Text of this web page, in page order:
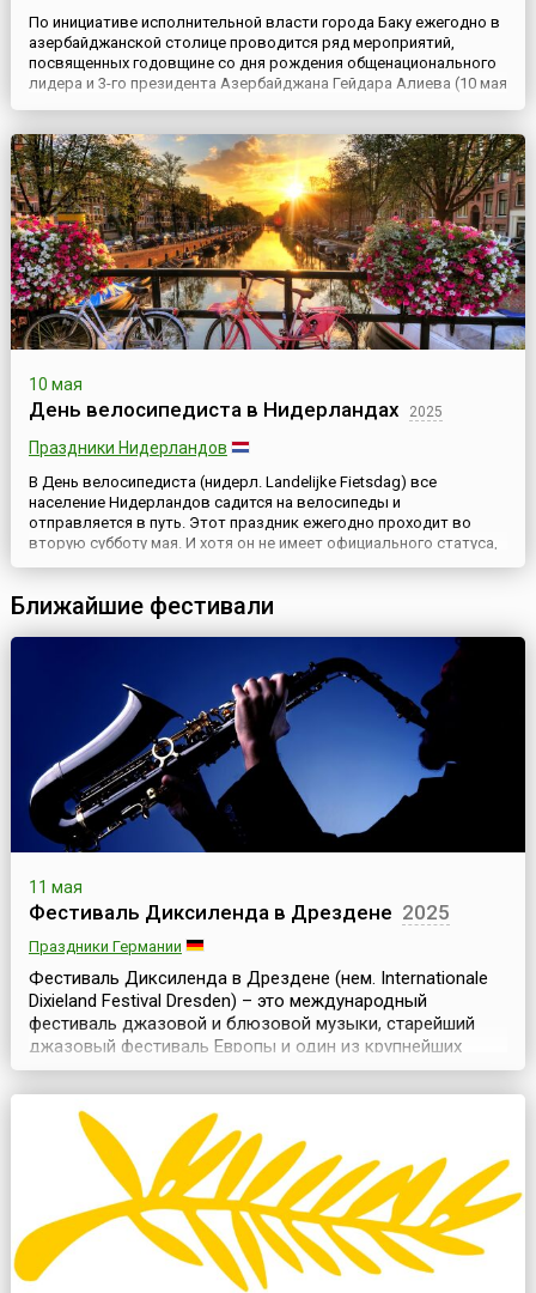
По инициативе исполнительной власти города Баку ежегодно в
азербайджанской столице проводится ряд мероприятий,
посвященных годовщине со дня рождения общенационального
лидера и 3-го президента Азербайджана Гейдара Алиева (10 мая
который стал проводиться ежегодно с 2000 года, еще при жи...
10 мая
День велосипедиста в Нидерландах 2025
Праздники Нидерландов
В День велосипедиста (нидерл. Landelijke Fietsdag) все
население Нидерландов садится на велосипеды и
отправляется в путь. Этот праздник ежегодно проходит во
вторую субботу мая. И хотя он не имеет официального статуса,
но весьма популярен в стране. К тому же, он совпадает с Днем
туристов включаются посещения ветряных мельниц, которые
являются одним...
Ближайшие фестивали
11 мая
Фестиваль Диксиленда в Дрездене 2025
Праздники Германии
Фестиваль Диксиленда в Дрездене (нем. Internationale
Dixieland Festival Dresden) – это международный
фестиваль джазовой и блюзовой музыки, старейший
джазовый фестиваль Европы и один из крупнейших
фестивалей диксиленда в мире. Он проходит ежегодно,
начиная с 1971 года, в середине мая и длится примерно
неделю.Дрезден – старинный немецкий город с богатой
историей и архитектурным наследием. Но ест...